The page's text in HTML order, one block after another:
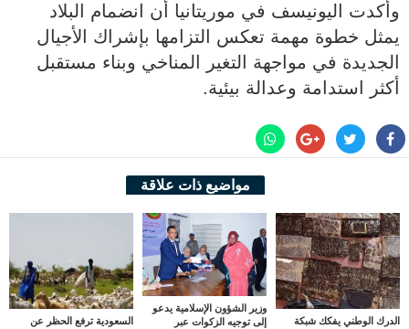
وأكدت اليونيسف في موريتانيا أن انضمام البلاد
يمثل خطوة مهمة تعكس التزامها بإشراك الأجيال
الجديدة في مواجهة التغير المناخي وبناء مستقبل
أكثر استدامة وعدالة بيئية.
مواضيع ذات علاقة
الدرك الوطني يفكك شبكة
وزير الشؤون الإسلامية يدعو
إلى توجيه الزكوات عبر
السعودية ترفع الحظر عن